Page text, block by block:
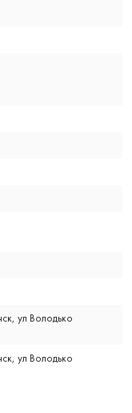
ул Володько
ул Володько